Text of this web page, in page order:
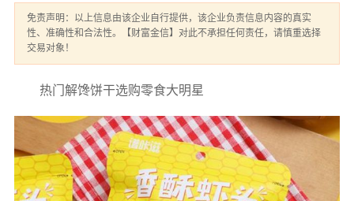
免责声明：以上信息由该企业自行提供，该企业负责信息内容的真实
性、准确性和合法性。【财富金信】对此不承担任何责任，请慎重选择
交易对象！
热门解馋饼干选购零食大明星